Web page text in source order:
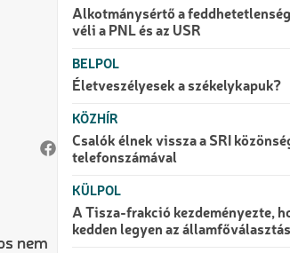
nem
Alkotmánysértő a
véli a PNL és az USR
BELPOL
Életveszélyesek a székelykapuk?
KÖZHÍR
Csalók élnek vissza a SRI
telefonszámával
KÜLPOL
A Tisza-frakció kezdeményezte,
kedden legyen az államfőválasztás